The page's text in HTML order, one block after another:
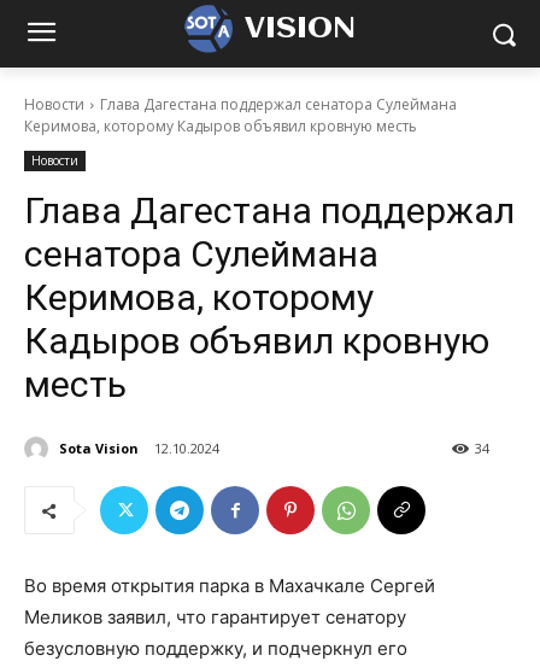
VISION
Новости
Глава Дагестана поддержал сенатора Сулеймана
Керимова, которому Кадыров объявил кровную месть
Новости
Глава Дагестана поддержал
сенатора Сулеймана
Керимова, которому
Кадыров объявил кровную
месть
Sota Vision 12.10.2024 34
Во время открытия парка в Махачкале Сергей
Меликов заявил, что гарантирует сенатору
безусловную поддержку, и подчеркнул его